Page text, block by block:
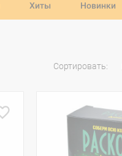
Хиты Новинки
Сортировать: